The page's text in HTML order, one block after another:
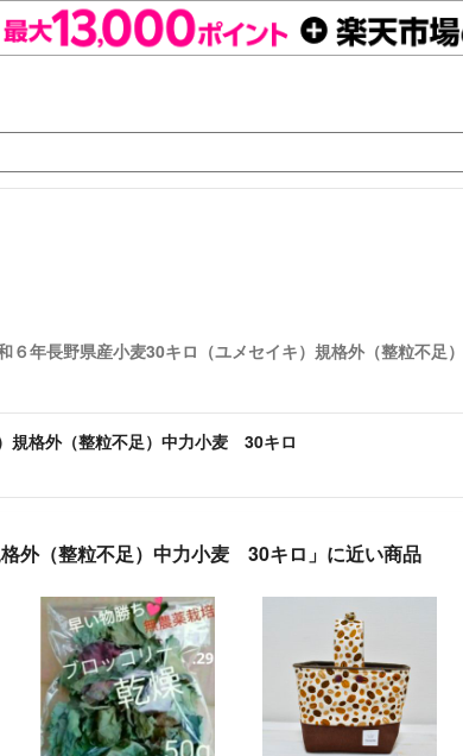
６年長野県産小麦30キロ（ユメセイキ）規格外（整粒不足
規格外（整粒不足）中力小麦 30キロ
外（整粒不足）中力小麦 30キロ」に近い商品